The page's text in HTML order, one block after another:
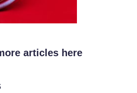
articles here